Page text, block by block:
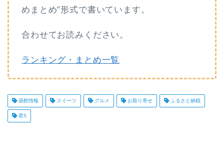
めまとめ”形式で書いています。
合わせてお読みください。
ランキング・まとめ一覧
函館情報 スイーツ グルメ お取り寄せ ふるさと納税
星5